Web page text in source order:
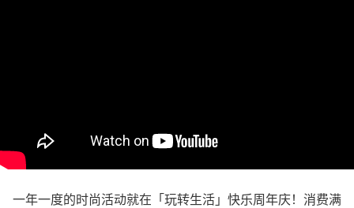
一年一度的时尚活动就在「玩转生活」快乐周年庆！消费满